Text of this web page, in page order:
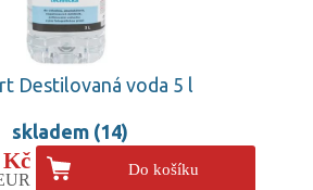
Destilovaná voda 5 l
skladem (14)
Do košíku